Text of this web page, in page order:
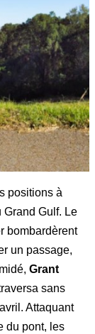
positions à
Grand Gulf. Le
bombardèrent
un passage,
Grant
sans
Attaquant
du pont, les